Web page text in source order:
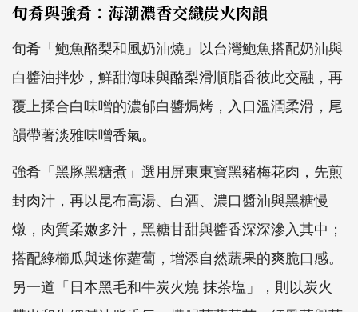
旬肴與強肴：海潮濃香交織炭火肉韻
旬肴「鮑魚酪梨和風奶油燒」以台灣鮑魚搭配奶油與
白醬油拌炒，鮮甜海味與酪梨滑順脂香彼此交融，再
覆上揉合白味噌的濃郁白醬焗烤，入口溫潤柔滑，尾
韻帶著淡雅味噌香氣。
強肴「黑豚黑糖煮」選用屏東東寶黑豬梅花肉，先煎
封肉汁，再以昆布高湯、白酒、濃口醬油與黑糖慢
燉，肉質柔嫩多汁，黑糖甘甜與醬香深深滲入其中；
搭配綠櫛瓜與迷你蘿蔔，增添自然蔬果的爽脆口感。
另一道「日本黑毛和牛炭火燒 抹茶塩」，則以炭火